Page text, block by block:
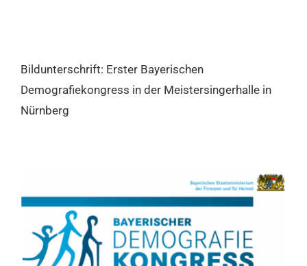
Bildunterschrift: Erster Bayerischen
Demografiekongress in der Meistersingerhalle in
Nürnberg